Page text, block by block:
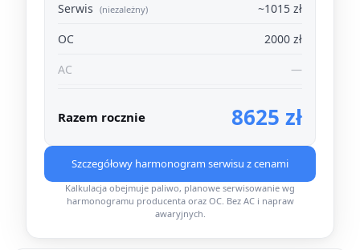
Serwis (niezależny)
~1015 zł
OC
2000 zł
AC
—
Razem rocznie 8625 zł
Szczegółowy harmonogram serwisu z cenami
Kalkulacja obejmuje paliwo, planowe serwisowanie wg
harmonogramu producenta oraz OC. Bez AC i napraw
awaryjnych.